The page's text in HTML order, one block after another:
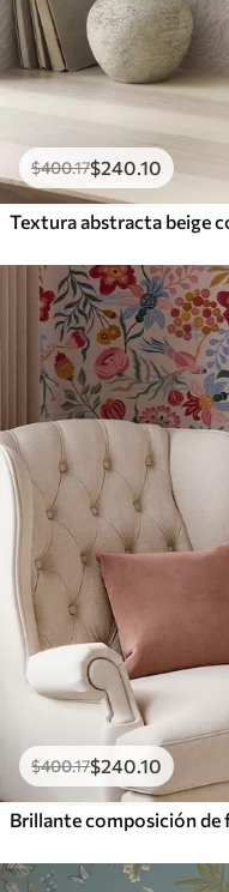
$400.17$240.10
$400.17$240.10